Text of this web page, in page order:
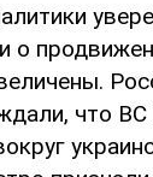
о
что